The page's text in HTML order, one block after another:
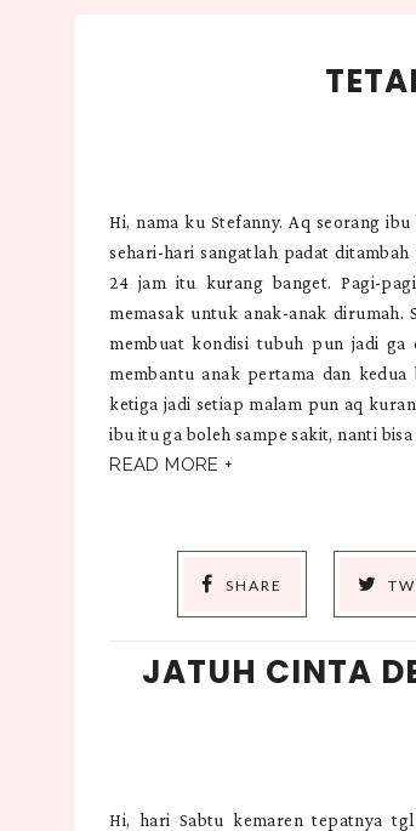
Hi, nama ku Stefanny. Aq seorang
sehari-hari sangatlah padat
24 jam itu kurang banget. Pagi-
memasak untuk anak-anak dirumah.
membuat kondisi tubuh pun jadi ga
membantu anak pertama dan kedua
ketiga jadi setiap malam pun aq
ibu itu ga boleh sampe sakit, nanti
READ MORE +
SHARE
JATUH CINTA
Hi, hari Sabtu kemaren tepatnya